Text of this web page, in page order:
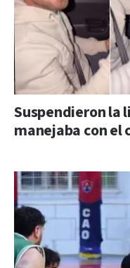
Suspendieron la
manejaba con el